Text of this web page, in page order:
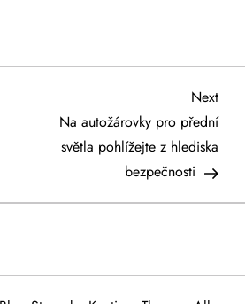
Next
Post
Next
Na autožárovky pro přední
světla pohlížejte z hlediska
bezpečnosti